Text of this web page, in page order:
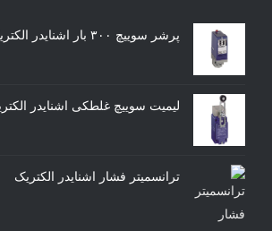
پرشر سوییچ ۳۰۰ بار اشنایدر الکتریک
لیمیت سوییچ غلطکی اشنایدر
ترانسمیتر فشار اشنایدر الکتریک